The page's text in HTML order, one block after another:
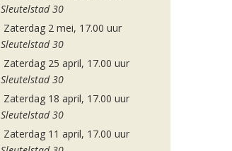
Sleutelstad 30
Zaterdag 2 mei, 17.00 uur
Sleutelstad 30
Zaterdag 25 april, 17.00 uur
Sleutelstad 30
Zaterdag 18 april, 17.00 uur
Sleutelstad 30
Zaterdag 11 april, 17.00 uur